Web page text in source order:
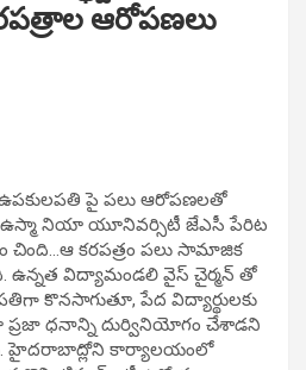
ఆరోపణలు
పై పలు ఆరోపణలతో
ఉస్మా నియా యూనివర్సిటీ జేఎసీ పేరిట
చింది…ఆ కరపత్రం పలు సామాజిక
విద్యామండలి వైస్ చైర్మన్ తో
కొనసాగుతూ, పేద విద్యార్థులకు
ప్రజా ధనాన్ని దుర్వినియోగం చేశాడని
హైదరాబాద్లోని కార్యాలయంలో